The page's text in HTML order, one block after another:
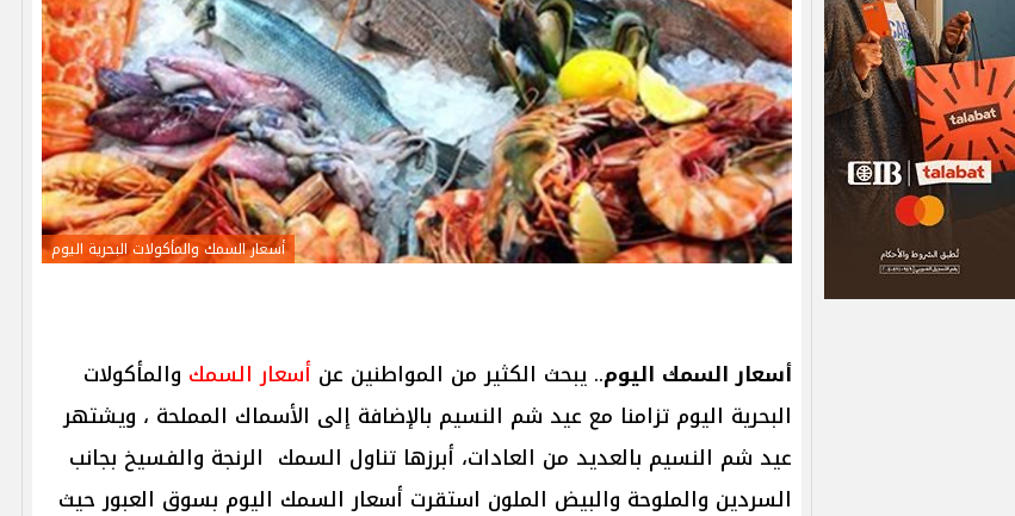
أسعار السمك والمأكولات البحرية اليوم
أسعار السمك اليوم.. يبحث الكثير من المواطنين عن أسعار السمك والمأكولات
البحرية اليوم تزامنا مع عيد شم النسيم بالإضافة إلى الأسماك المملحة ، ويشتهر
عيد شم النسيم بالعديد من العادات، أبرزها تناول السمك الرنجة والفسيخ بجانب
السردين والملوحة والبيض الملون استقرت أسعار السمك اليوم بسوق العبور حيث